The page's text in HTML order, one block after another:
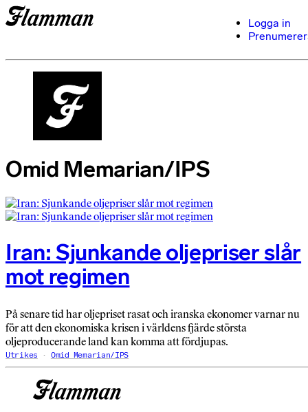
Logga in
Omid Memarian/IPS
Iran: Sjunkande oljepriser slår
mot regimen
På senare tid har oljepriset rasat och iranska ekonomer varnar nu
för att den ekonomiska krisen i världens fjärde största
oljeproducerande land kan komma att fördjupas.
Utrikes Omid Memarian/IPS